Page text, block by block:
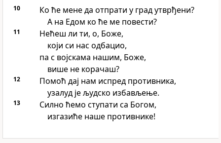
10
Ко ће мене да отпрати у град утврђени?
А на Едом ко ће ме повести?
11
Нећеш ли ти, о, Боже,
који си нас одбацио,
па с војскама нашим, Боже,
више не корачаш?
12
Помоћ дај нам испред противника,
узалуд је људско избављење.
13
Силно ћемо ступати са Богом,
изгазиће наше противнике!